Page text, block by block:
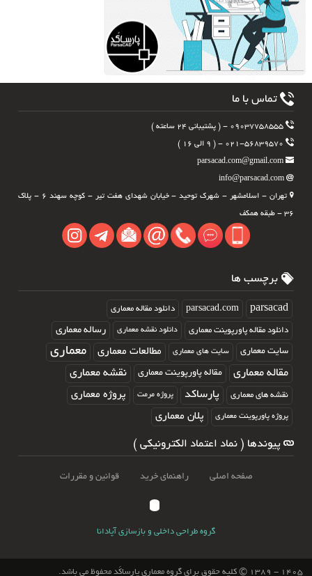
تماس با ما
۰۹۰۳۷۷۵۸۵۵۵ - ( پشتیبانی ۲۴ ساعته )
parsacad.com@gmail.com
info@parsacad.com
تهران - اسلامشهر - شهرک توحید - خیابان شهدای هفت تیر - کوچه سهند ۶ - پلاک
۳۶ - طبقه همکف
برچسب ها
parsacad
parsacad.com دانلود مقاله معماری
دانلود مقاله پاورپوینت معماری دانلود نقشه معماری رساله معماری
سایت معماری سایت های معماری مطالعات معماری معماری
مقاله معماری مقاله پاورپوینت معماری نقشه معماری
نقشه های معماری پارساکد پروژه مرمت پروژه معماری
پروژه پاورپوینت معماری پلان معماری
پیوندها ( نماد اعتماد الکترونیکی )
صفحه اصلی راهنمای خرید قوانین و مقررات
گروه طراحی داخلی و بازسازی آپادانا
۱۴۰۵ - ۱۳۸۹ © کلیه حقوق برای گروه معماری پارساکَد محفوظ می باشد.